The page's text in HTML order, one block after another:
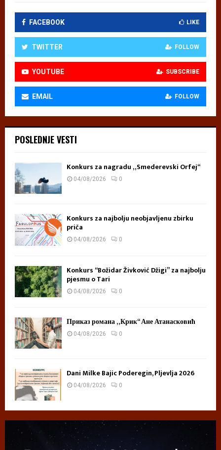
FACEBOOK LIKE
TWITTER FOLLOW
YOUTUBE SUBSCRIBE
EMAIL FOLLOW
POSLEDNJE VESTI
Konkurs za nagradu „Smederevski Orfej“
04/08/2026 0
Konkurs za najbolju neobjavljenu zbirku
priča
04/08/2026 0
Konkurs “Božidar Živković Džigi” za najbolju
pjesmu o Tari
04/08/2026 0
Приказ романа „Крик“ Ане Атанасковић
04/08/2026 0
Dani Milke Bajic Poderegin, Pljevlja 2026
04/08/2026 0